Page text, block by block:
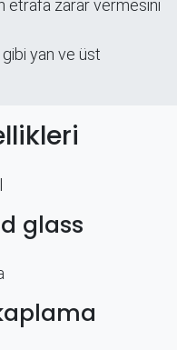
etrafa zarar vermesini
yan ve üst
glass